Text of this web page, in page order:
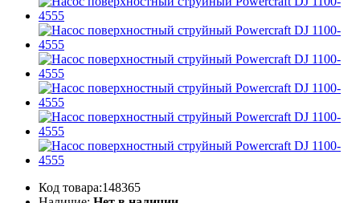
Код товара:148365